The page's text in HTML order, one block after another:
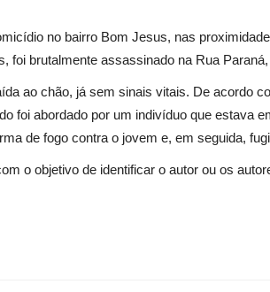
no bairro Bom Jesus, nas
foi brutalmente assassinado na Rua Paraná,
ao chão, já sem sinais vitais. De acordo
foi abordado por um indivíduo que estava
de fogo contra o jovem e, em seguida,
o objetivo de identificar o autor ou os